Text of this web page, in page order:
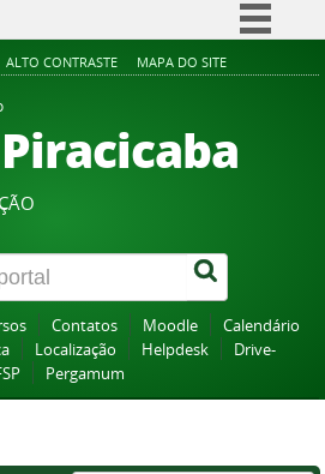
Simplifique!
Participe
Acesso à informação
Canais
ALTO CONTRASTE MAPA DO SITE
Contatos Moodle
Calendário
Localização Helpdesk
Drive-
Pergamum